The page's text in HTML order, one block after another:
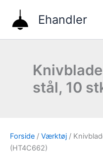
indholdet
Ehandler
stål, 10
Forside / Værktøj /
(HT4C662)